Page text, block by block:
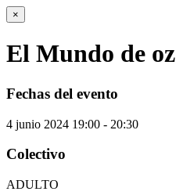
×
El Mundo de oz
Fechas del evento
4 junio 2024 19:00 - 20:30
Colectivo
ADULTO